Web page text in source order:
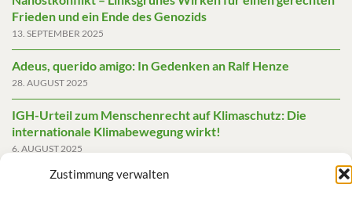
Zustimmung verwalten
Frieden und ein Ende des Genozids
13. SEPTEMBER 2025
Adeus, querido amigo: In Gedenken an Ralf Henze
28. AUGUST 2025
IGH-Urteil zum Menschenrecht auf Klimaschutz: Die
internationale Klimabewegung wirkt!
6. AUGUST 2025
Friedensgutachten 2025